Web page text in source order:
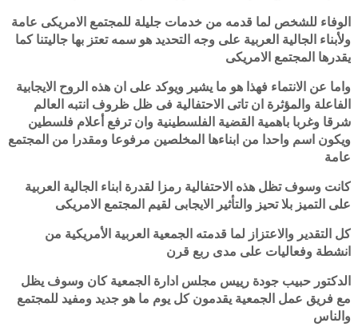
الوفاء للشخص لما قدمه من خدمات جليلة للمجتمع الامريكى عامة
ولأبناء الجالية العربية على وجه التحديد هو سمه تعتز بها جاليتنا كما
يقدرها المجتمع الامريكى
واما عن الانتماء فهذا هو ما يشير ويوكد على ان هذه الروح الايجابية
الفاعلة والمؤثرة ان تاتى الاحتفالية فى ظل ظروف انتبه العالم
شرقا وغربا باهمية القضية الفلسطينية وان ترفع أعلام فلسطين
ويكون اسم واحدا من ابناءها المخلصين مرفوعا ومقدرا من المجتمع
عامة
كانت وسوف تظل هذه الاحتفالية رمزا لقدرة ابناء الجالية العربية
على التميز بلا تحيز والتأثير الايجابى لقيم المجتمع الامريكى
كل التقدير والاعتزاز لما قدمته الجمعية العربية الأمريكية من
انشطة وفعاليات على مدى ربع قرن
الدكتور حبيب جودة رييس مجلس ادارة الجمعية كان وسوف يظل
مع فريق عمل الجمعية يقدمون كل يوم ما هو جديد ومفيد للمجتمع
والناس